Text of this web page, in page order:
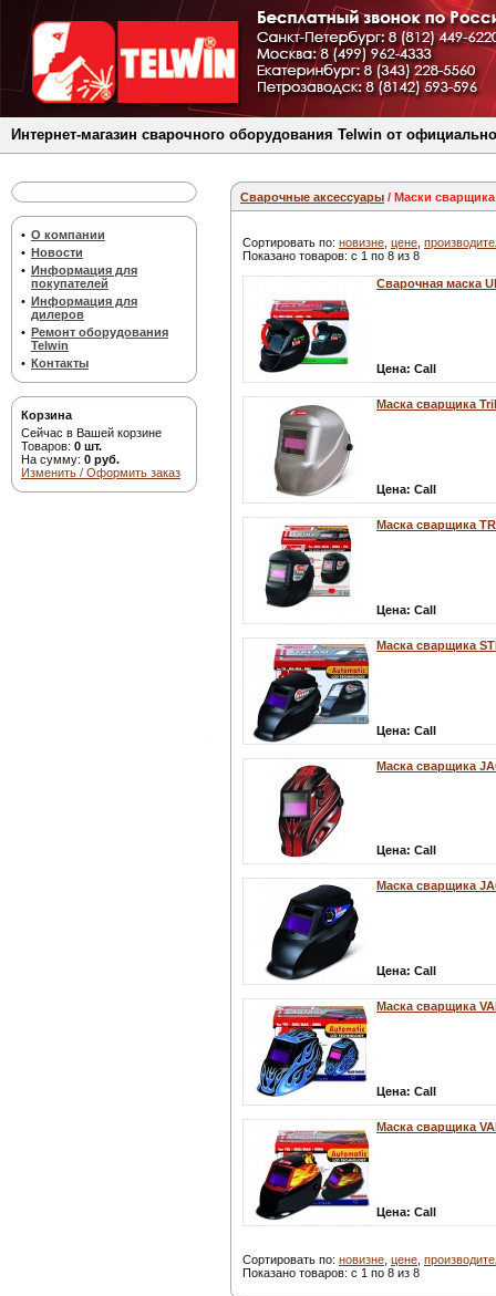
Интернет-магазин сварочного оборудования Telwin от
• О компании
• Новости
• Информация для
покупателей
• Информация для
дилеров
• Ремонт оборудования
Telwin
• Контакты
Корзина
Сейчас в Вашей корзине
Товаров: 0 шт.
На сумму: 0 руб.
Изменить / Оформить заказ
Сварочные аксессуары / Маски сварщика
Сортировать по: новизне цене
Показано товаров: с 1 по 8 из 8
Сварочная маска
Цена: Call
Маска сварщика
Цена: Call
Маска сварщика
Цена: Call
Маска сварщика
Цена: Call
Маска сварщика
Цена: Call
Маска сварщика
Цена: Call
Маска сварщика
Цена: Call
Маска сварщика
Цена: Call
Сортировать по: новизне цене
Показано товаров: с 1 по 8 из 8